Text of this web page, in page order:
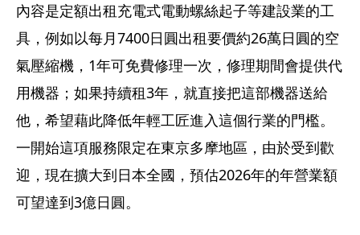
內容是定額出租充電式電動螺絲起子等建設業的工
具，例如以每月7400日圓出租要價約26萬日圓的空
氣壓縮機，1年可免費修理一次，修理期間會提供代
用機器；如果持續租3年，就直接把這部機器送給
他，希望藉此降低年輕工匠進入這個行業的門檻。
一開始這項服務限定在東京多摩地區，由於受到歡
迎，現在擴大到日本全國，預估2026年的年營業額
可望達到3億日圓。